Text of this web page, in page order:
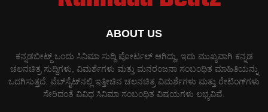
ABOUT US
ಕನ್ನಡಬೀಟ್ಜ್ ಒಂದು ಸಿನಿಮಾ ಸುದ್ದಿ ಪೋರ್ಟಲ್ ಆಗಿದ್ದು, ಇದು ಮುಖ್ಯವಾಗಿ ಕನ್ನಡ
ಚಲನಚಿತ್ರ ಸುದ್ದಿಗಳು, ವಿಮರ್ಶೆಗಳು ಮತ್ತು ಮನರಂಜನಾ ಸಂಬಂಧಿತ ಮಾಹಿತಿಯನ್ನು
ಒದಗಿಸುತ್ತದೆ. ವೆಬ್‌ಸೈಟ್‌ನಲ್ಲಿ ಇತ್ತೀಚಿನ ಚಲನಚಿತ್ರ ವಿಮರ್ಶೆಗಳು ಮತ್ತು ರೇಟಿಂಗ್‌ಗಳು
ಸೇರಿದಂತೆ ವಿವಿಧ ಸಿನಿಮಾ ಸಂಬಂಧಿತ ವಿಷಯಗಳು ಲಭ್ಯವಿವೆ.